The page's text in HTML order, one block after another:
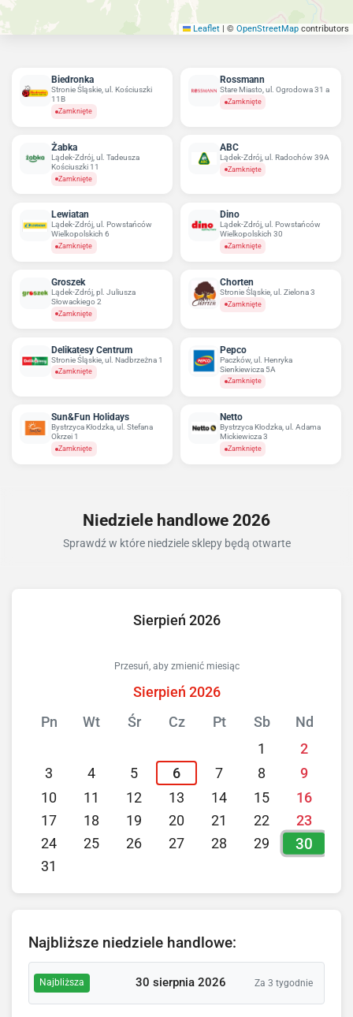
Leaflet | © OpenStreetMap contributors
Biedronka
Stronie Śląskie, ul. Kościuszki
11B
Zamknięte
Rossmann
Stare Miasto, ul. Ogrodowa 31 a
Zamknięte
Żabka
Lądek-Zdrój, ul. Tadeusza
Kościuszki 11
Zamknięte
ABC
Lądek-Zdrój, ul. Radochów 39A
Zamknięte
Lewiatan
Lądek-Zdrój, ul. Powstańców
Wielkopolskich 6
Zamknięte
Dino
Lądek-Zdrój, ul. Powstańców
Wielkopolskich 30
Zamknięte
Groszek
Lądek-Zdrój, pl. Juliusza
Słowackiego 2
Zamknięte
Chorten
Stronie Śląskie, ul. Zielona 3
Zamknięte
Delikatesy Centrum
Stronie Śląskie, ul. Nadbrzeżna 1
Zamknięte
Pepco
Paczków, ul. Henryka
Sienkiewicza 5A
Zamknięte
Sun&Fun Holidays
Bystrzyca Kłodzka, ul. Stefana
Okrzei 1
Zamknięte
Netto
Bystrzyca Kłodzka, ul. Adama
Mickiewicza 3
Zamknięte
Niedziele handlowe 2026
Sprawdź w które niedziele sklepy będą otwarte
Sierpień 2026
Przesuń, aby zmienić miesiąc
Sierpień 2026
Pn
Wt Śr Cz Pt Sb
Nd
1
2
3
4 5 6 7 8
9
10
11 12 13 14 15
16
17
18 19 20 21 22
23
24
25 26 27 28 29 30
31
Najbliższe niedziele handlowe:
Najbliższa 30 sierpnia 2026 Za 3 tygodnie